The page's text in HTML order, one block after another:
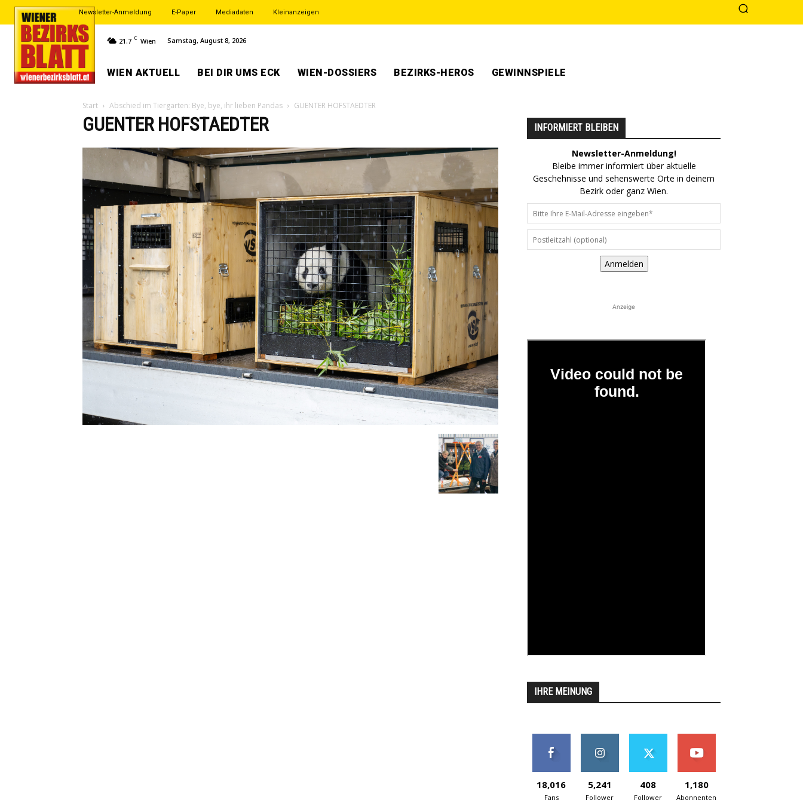
Newsletter-Anmeldung E-Paper Mediadaten Kleinanzeigen
21.7 C Wien Samstag, August 8, 2026
WIEN AKTUELL BEI DIR UMS ECK WIEN-DOSSIERS BEZIRKS-HEROS GEWINNSPIELE
Start Abschied im Tiergarten: Bye, bye, ihr lieben Pandas GUENTER HOFSTAEDTER
GUENTER HOFSTAEDTER INFORMIERT BLEIBEN
Newsletter-Anmeldung!
Bleibe immer informiert über aktuelle
Geschehnisse und sehenswerte Orte in deinem
Bezirk oder ganz Wien.
Anmelden
Anzeige
IHRE MEINUNG
18,016
Fans
5,241
Follower
408
Follower
1,180
Abonnenten